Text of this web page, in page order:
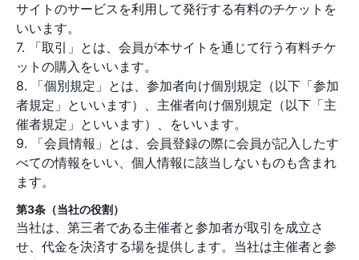
サイトのサービスを利用して発行する有料のチケットを
いいます。
7. 「取引」とは、会員が本サイトを通じて行う有料チケ
ットの購入をいいます。
8. 「個別規定」とは、参加者向け個別規定（以下「参加
者規定」といいます）、主催者向け個別規定（以下「主
催者規定」といいます）、をいいます。
9. 「会員情報」とは、会員登録の際に会員が記入したす
べての情報をいい、個人情報に該当しないものも含まれ
ます。
第3条（当社の役割）
当社は、第三者である主催者と参加者が取引を成立さ
せ、代金を決済する場を提供します。当社は主催者と参